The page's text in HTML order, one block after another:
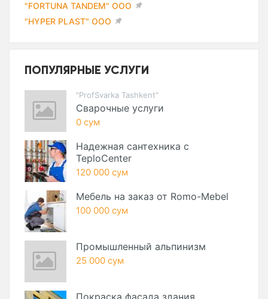
"FORTUNA TANDEM" ООО
"HYPER PLAST" ООО
ПОПУЛЯРНЫЕ УСЛУГИ
"ProfSvarka Tashkent"
Сварочные услуги
0 сум
Надежная сантехника с
TeploCenter
120 000 сум
Мебель на заказ от Romo-Mebel
100 000 сум
Промышленный альпинизм
25 000 сум